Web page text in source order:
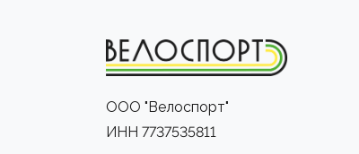
ООО "Велоспорт"
ИНН 7737535811